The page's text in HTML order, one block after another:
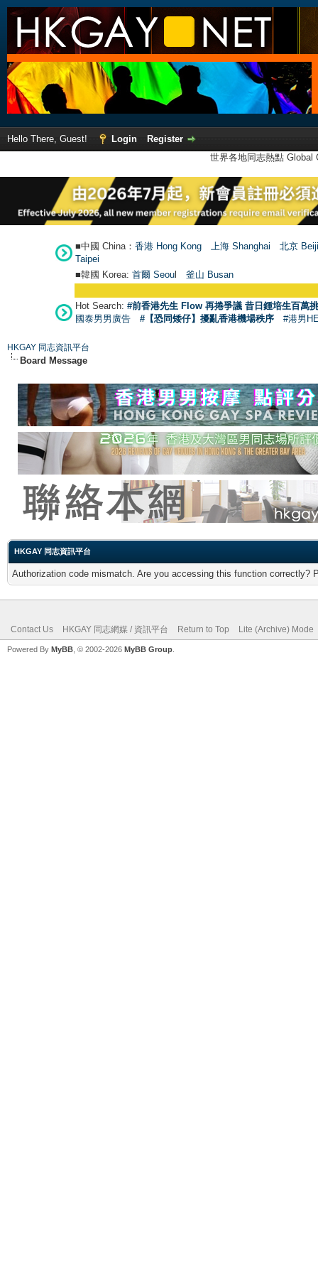
Hello There, Guest! Login
Register
世界各地同志熱點
■中國 China： 香港 Hong Kong 上海 Shanghai
北京
Taipei
■韓國 Korea: 首爾 Seoul 釜山 Busan
Hot Search: #前香港先生 Flow 再捲爭議 昔日鍾培生百萬
國泰男男廣告
#【恐同矮仔】擾亂香港機場秩序 #港男
HKGAY 同志資訊平台
Board Message
HKGAY 同志資訊平台
Authorization code mismatch. Are you accessing this function correctly?
Contact Us HKGAY 同志網媒 / 資訊平台 Return to Top Lite (Archive) Mode
Powered By MyBB , © 2002-2026 MyBB Group